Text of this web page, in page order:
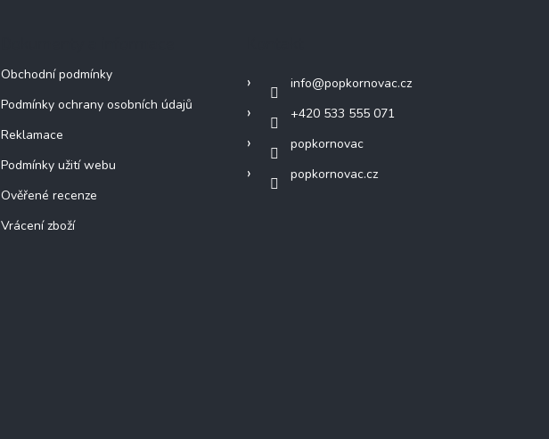
Obchodní podmínky
Podmínky ochrany osobních údajů
Reklamace
Podmínky užití webu
Ověřené recenze
Vrácení zboží
info@popkornovac.cz
+420 533 555 071
popkornovac
popkornovac.cz